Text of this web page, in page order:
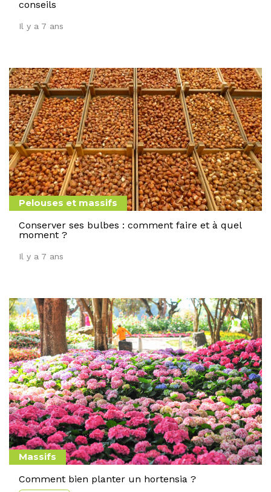
conseils
Il y a 7 ans
Pelouses et massifs
Conserver ses bulbes : comment faire et à quel
moment ?
Il y a 7 ans
Massifs
Comment bien planter un hortensia ?